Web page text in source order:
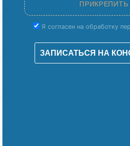
Я согласен на обработку